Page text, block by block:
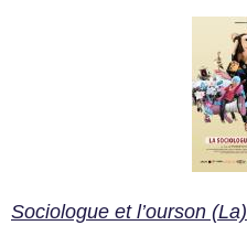
Sociologue et l’ourson (La)